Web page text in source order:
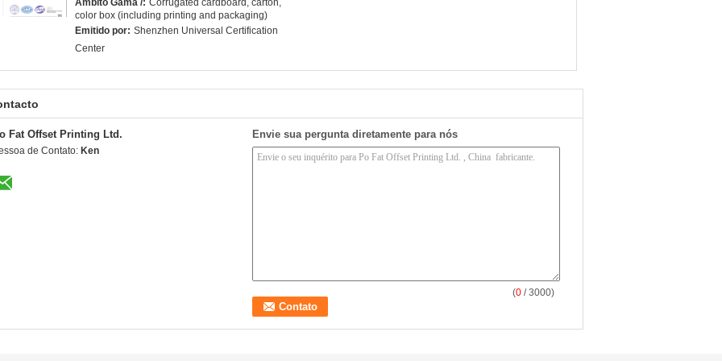
Âmbito Gama /: Corrugated cardboard, carton,
color box (including printing and packaging)
Emitido por: Shenzhen Universal Certification
Center
Fat Offset Printing Ltd.
de Contato: Ken
Envie sua pergunta diretamente para nós
(0 / 3000)